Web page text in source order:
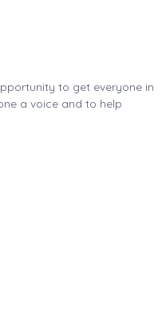
to get everyone in
a voice and to help